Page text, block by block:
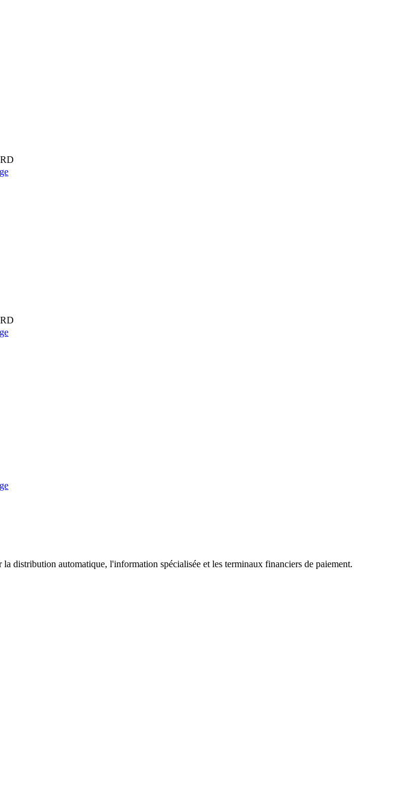
distribution automatique, l'information spécialisée et les terminaux financiers de paiement.